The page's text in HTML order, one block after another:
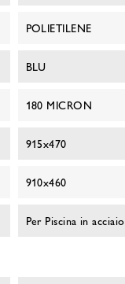
POLIETILENE
BLU
180 MICRON
915x470
910x460
Per Piscina in acciaio